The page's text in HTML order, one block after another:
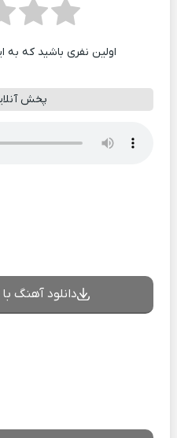
اولین نفری باشید که به
پخش
دانلود آهنگ با